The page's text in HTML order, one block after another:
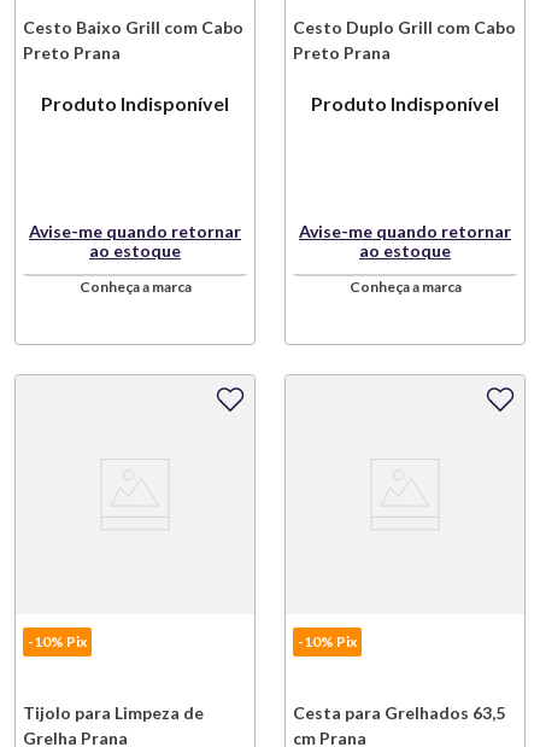
Cesto Baixo Grill com Cabo
Preto Prana
Produto Indisponível
Avise-me quando retornar
ao estoque
Conheça a marca
Cesto Duplo Grill com Cabo
Preto Prana
Produto Indisponível
Avise-me quando retornar
ao estoque
Conheça a marca
-10% Pix
Tijolo para Limpeza de
Grelha Prana
-10% Pix
Cesta para Grelhados 63,5
cm Prana